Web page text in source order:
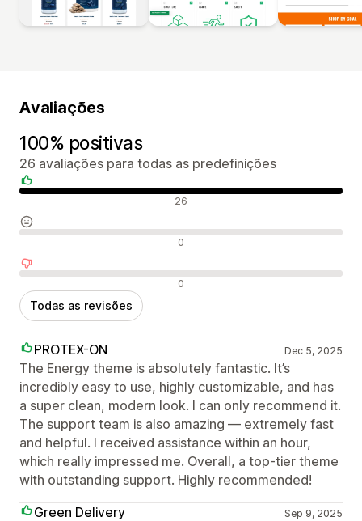
Avaliações
100% positivas
26 avaliações para todas as predefinições
Avaliações positivas 26
Avaliações neutras 0
Avaliações negativas 0
Todas as revisões
PROTEX-ON Dec 5, 2025
The Energy theme is absolutely fantastic. It’s
incredibly easy to use, highly customizable, and has
a super clean, modern look. I can only recommend it.
The support team is also amazing — extremely fast
and helpful. I received assistance within an hour,
which really impressed me. Overall, a top-tier theme
with outstanding support. Highly recommended!
Green Delivery
Sep 9, 2025